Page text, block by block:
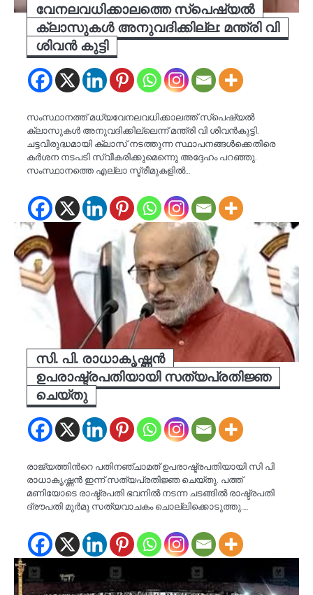
വേനലവധിക്കാലത്തെ സ്പെഷ്യൽ
ക്ലാസുകൾ അനുവദിക്കില്ല: മന്ത്രി വി
ശിവൻ കുട്ടി
സംസ്ഥാനത്ത് മധ്യവേനലവധിക്കാലത്ത് സ്പെഷ്യൽ
ക്ലാസുകൾ അനുവദിക്കില്ലെന്ന് മന്ത്രി വി ശിവൻകുട്ടി.
ചട്ടവിരുദ്ധമായി ക്ലാസ് നടത്തുന്ന സ്ഥാപനങ്ങൾക്കെതിരെ
കർശന നടപടി സ്വീകരിക്കുമെന്നുെ അദ്ദേഹം പറഞ്ഞു.
സംസ്ഥാനത്തെ എല്ലാ സ്ട്രീമുകളിൽ…
സി. പി. രാധാകൃഷ്ണൻ
ഉപരാഷ്ട്രപതിയായി സത്യപ്രതിജ്ഞ
ചെയ്തു
രാജ്യത്തിന്‍റെ പതിനഞ്ചാമത് ഉപരാഷ്ട്രപതിയായി സി പി
രാധാകൃഷ്ണൻ ഇന്ന് സത്യപ്രതിജ്ഞ ചെയ്തു. പത്ത്
മണിയോടെ രാഷ്ട്രപതി ഭവനിൽ നടന്ന ചടങ്ങിൽ രാഷ്ട്രപതി
ദ്രൗപതി മുർമു സത്യവാചകം ചൊല്ലിക്കൊടുത്തു.…